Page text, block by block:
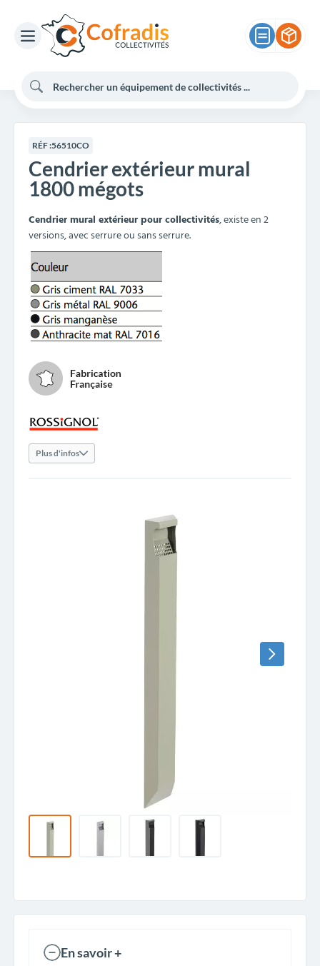
RÉF :56510CO
Cendrier extérieur mural
1800 mégots
Cendrier mural extérieur pour collectivités, existe en 2
versions, avec serrure ou sans serrure.
Plus d'infos
En savoir +